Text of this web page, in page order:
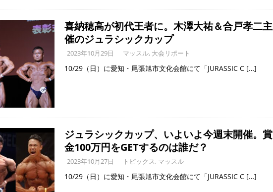
喜納穂高が初代王者に。木澤大祐＆合戸孝二主
催のジュラシックカップ
2023年10月29日 マッスル, 大会リポート
10/29（日）に愛知・尾張旭市文化会館にて「JURASSIC C […]
ジュラシックカップ、いよいよ今週末開催。賞
金100万円をGETするのは誰だ？
2023年10月27日 トピックス, マッスル
10/29（日）に愛知・尾張旭市文化会館にて「JURASSIC C […]